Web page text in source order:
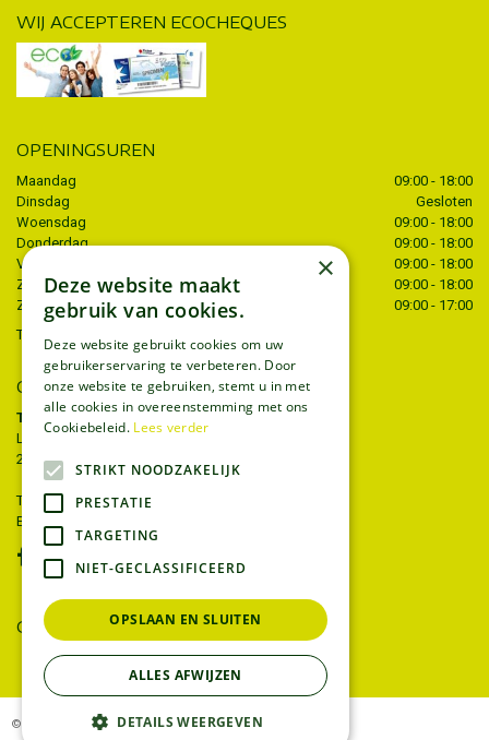
WIJ ACCEPTEREN ECOCHEQUES
OPENINGSUREN
Maandag
09:00 - 18:00
Dinsdag
Gesloten
Woensdag
09:00 - 18:00
Donderdag
09:00 - 18:00
Vrijdag
09:00 - 18:00
Zaterdag
09:00 - 18:00
Zondag
09:00 - 17:00
Toon alle openingstijden
CONTACT
Tuincentrum Thiels
Liersesteenweg 68
2221 Heist-op-den-berg
T.
015 22 27 52
E.
GEEF UW MENING
© Tuincentrum Thiels
×
Deze website maakt
gebruik van cookies.
Deze website gebruikt cookies om uw
gebruikerservaring te verbeteren. Door
onze website te gebruiken, stemt u in met
alle cookies in overeenstemming met ons
Cookiebeleid. Lees verder
STRIKT NOODZAKELIJK
PRESTATIE
TARGETING
NIET-GECLASSIFICEERD
OPSLAAN EN SLUITEN
ALLES AFWIJZEN
DETAILS WEERGEVEN